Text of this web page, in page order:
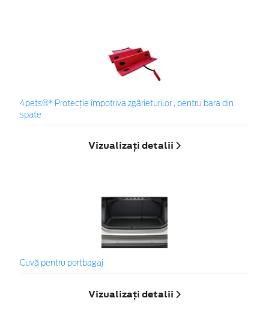
4pets®* Protecție împotriva zgârieturilor , pentru bara din
spate
Vizualizați detalii
Cuvă pentru portbagaj
Vizualizați detalii